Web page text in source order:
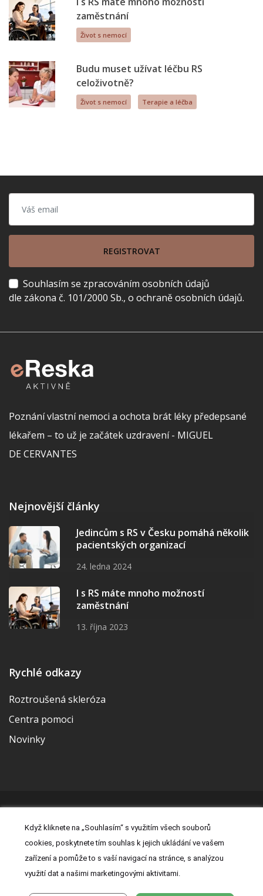
zaměstnání
Život s nemocí
Budu muset užívat léčbu RS
celoživotně?
Život s nemocí Terapie a léčba
REGISTROVAT
Souhlasím se zpracováním osobních údajů
dle zákona č. 101/2000 Sb., o ochraně osobních údajů.
Poznání vlastní nemoci a ochota brát léky předepsané
lékařem – to už je začátek uzdravení - MIGUEL
DE CERVANTES
Nejnovější články
Jedincům s RS v Česku pomáhá několik
pacientských organizací
24. ledna 2024
I s RS máte mnoho možností
zaměstnání
13. října 2023
Rychlé odkazy
Roztroušená skleróza
Centra pomoci
Novinky
Právní prohlášení|Prohlášení o cookies|Nastavení cookies
Kontakt|Zásady zpracování osobních údajů
Když kliknete na „Souhlasím“ s využitím všech souborů
cookies, poskytnete tím souhlas k jejich ukládání ve vašem
zařízení a pomůže to s vaší navigací na stránce, s analýzou
využití dat a našimi marketingovými aktivitami.